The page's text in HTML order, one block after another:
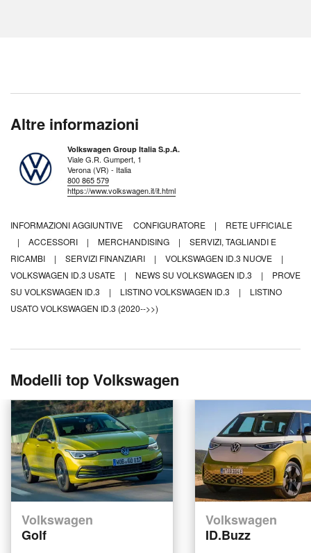
Altre informazioni
Volkswagen Group Italia S.p.A.
Viale G.R. Gumpert, 1
Verona (VR) - Italia
800 865 579
https://www.volkswagen.it/it.html
INFORMAZIONI AGGIUNTIVE CONFIGURATORE |
RETE UFFICIALE
|
ACCESSORI | MERCHANDISING |
SERVIZI, TAGLIANDI E
RICAMBI
| SERVIZI FINANZIARI | VOLKSWAGEN ID.3 NUOVE
|
VOLKSWAGEN ID.3 USATE
| NEWS SU VOLKSWAGEN ID.3 |
PROVE
SU VOLKSWAGEN ID.3
| LISTINO VOLKSWAGEN ID.3 |
LISTINO
USATO VOLKSWAGEN ID.3 (2020-->>)
Modelli top Volkswagen
Volkswagen
Golf
Volkswagen
ID.Buzz